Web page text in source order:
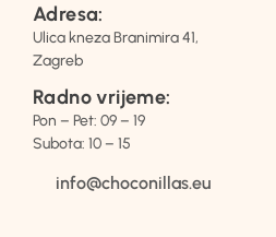
Adresa:
Ulica kneza Branimira 41,
Zagreb
Radno vrijeme:
Pon – Pet: 09 – 19
Subota: 10 – 15
info@choconillas.eu